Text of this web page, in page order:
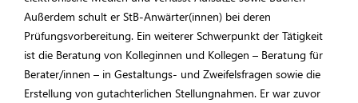
Außerdem schult er StB-Anwärter(innen) bei deren
Prüfungsvorbereitung. Ein weiterer Schwerpunkt der Tätigkeit
ist die Beratung von Kolleginnen und Kollegen – Beratung für
Berater/innen – in Gestaltungs- und Zweifelsfragen sowie die
Erstellung von gutachterlichen Stellungnahmen. Er war zuvor